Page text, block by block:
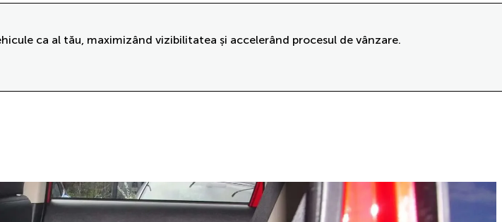
ca al tău, maximizând vizibilitatea și accelerând procesul de vânzare.